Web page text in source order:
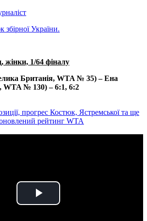
збірної України.
жінки, 1/64 фіналу
Британія, WTA № 35) – Ена
WTA № 130) – 6:1, 6:2
прогрес Костюк, Ястремської та ще
рейтинг WTA
Play